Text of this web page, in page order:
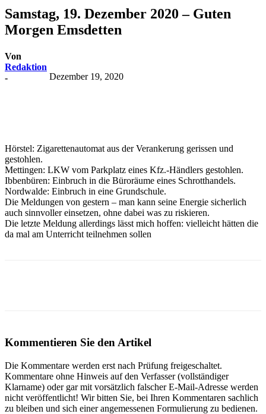
Samstag, 19. Dezember 2020 – Guten
Morgen Emsdetten
Von
Redaktion
-
Dezember 19, 2020
Hörstel: Zigarettenautomat aus der Verankerung gerissen und
gestohlen.
Mettingen: LKW vom Parkplatz eines Kfz.-Händlers gestohlen.
Ibbenbüren: Einbruch in die Büroräume eines Schrotthandels.
Nordwalde: Einbruch in eine Grundschule.
Die Meldungen von gestern – man kann seine Energie sicherlich
auch sinnvoller einsetzen, ohne dabei was zu riskieren.
Die letzte Meldung allerdings lässt mich hoffen: vielleicht hätten die
da mal am Unterricht teilnehmen sollen
Kommentieren Sie den Artikel
Die Kommentare werden erst nach Prüfung freigeschaltet.
Kommentare ohne Hinweis auf den Verfasser (vollständiger
Klarname) oder gar mit vorsätzlich falscher E-Mail-Adresse werden
nicht veröffentlicht! Wir bitten Sie, bei Ihren Kommentaren sachlich
zu bleiben und sich einer angemessenen Formulierung zu bedienen.